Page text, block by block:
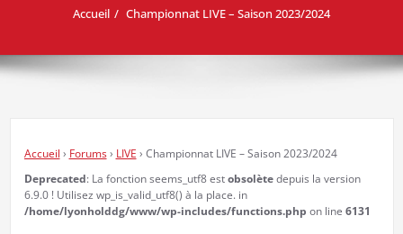
Accueil Championnat LIVE – Saison 2023/2024
Accueil › Forums › LIVE › Championnat LIVE – Saison 2023/2024
Deprecated: La fonction seems_utf8 estobsolètedepuis la version
6.9.0 ! Utilisez wp_is_valid_utf8() à la place. in
/home/lyonholddg/www/wp-includes/functions.php on line 6131